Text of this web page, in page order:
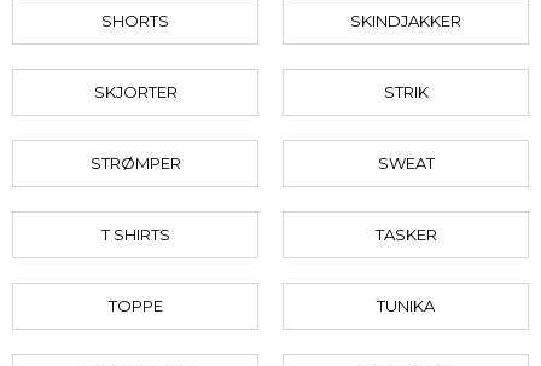
SHORTS SKINDJAKKER
SKJORTER STRIK
STRØMPER SWEAT
T SHIRTS TASKER
TOPPE TUNIKA